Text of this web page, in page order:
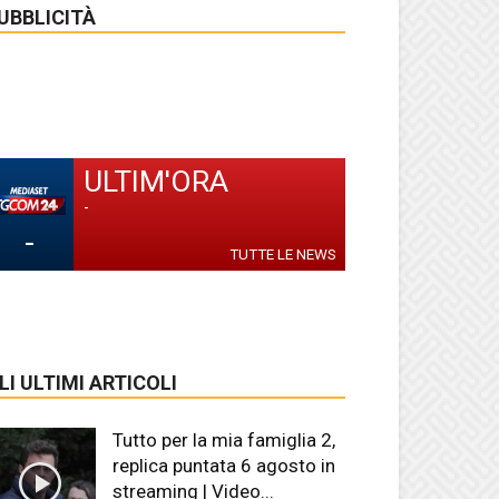
-
ULTIM'ORA
-
TUTTE LE NEWS
ULTIMI ARTICOLI
Tutto per la mia famiglia 2,
replica puntata 6 agosto in
streaming | Video...